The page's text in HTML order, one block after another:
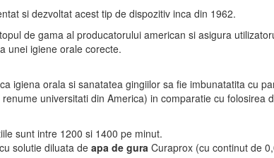
si dezvoltat acest tip de dispozitiv inca din 1962.
de gama al producatorului american si asigura
unei igiene orale corecte.
igiena orala si sanatatea gingiilor sa fie imbunatatita cu
universitati din America) in comparatie cu folosirea
sunt intre 1200 si 1400 pe minut.
solutie diluata de apa de guraCuraprox (cu continut de